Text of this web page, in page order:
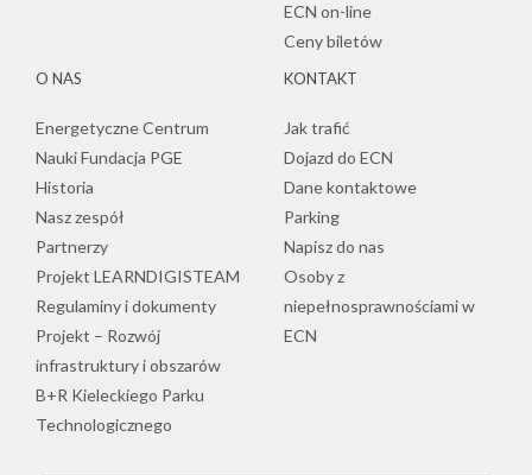
ECN on-line
Ceny biletów
O NAS
Energetyczne Centrum
Nauki Fundacja PGE
Historia
Nasz zespół
Partnerzy
Projekt LEARNDIGISTEAM
Regulaminy i dokumenty
Projekt – Rozwój
infrastruktury i obszarów
B+R Kieleckiego Parku
Technologicznego
KONTAKT
Jak trafić
Dojazd do ECN
Dane kontaktowe
Parking
Napisz do nas
Osoby z
niepełnosprawnościami w
ECN